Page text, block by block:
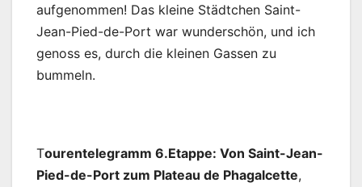
aufgenommen! Das kleine Städtchen Saint-
Jean-Pied-de-Port war wunderschön, und ich
genoss es, durch die kleinen Gassen zu
bummeln.
Tourentelegramm 6.Etappe: Von Saint-Jean-
Pied-de-Port zum Plateau de Phagalcette,